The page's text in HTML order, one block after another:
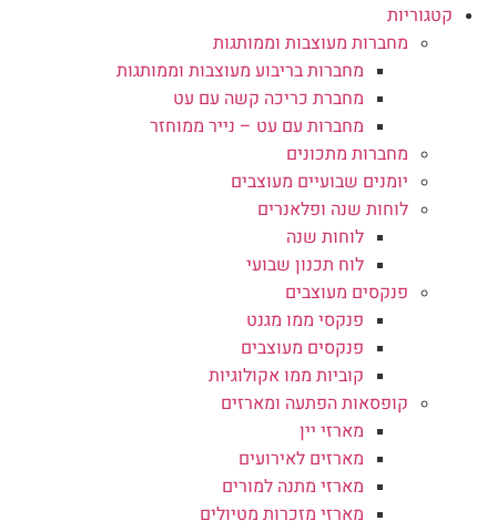
קטגוריות
מחברות מעוצבות וממותגות
מחברות בריבוע מעוצבות וממותגות
מחברת כריכה קשה עם עט
מחברות עם עט – נייר ממוחזר
מחברות מתכונים
יומנים שבועיים מעוצבים
לוחות שנה ופלאנרים
לוחות שנה
לוח תכנון שבועי
פנקסים מעוצבים
פנקסי ממו מגנט
פנקסים מעוצבים
קוביות ממו אקולוגיות
קופסאות הפתעה ומארזים
מארזי יין
מארזים לאירועים
מארזי מתנה למורים
מארזי מזכרות מטיולים